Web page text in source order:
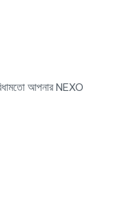
আপনার NEXO